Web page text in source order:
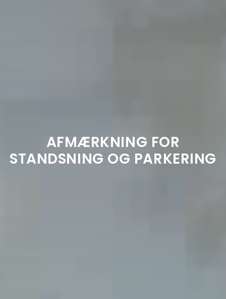
AFMÆRKNING FOR
STANDSNING OG PARKERING